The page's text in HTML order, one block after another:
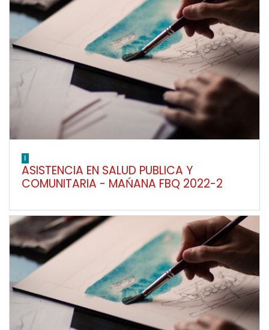
I
ASISTENCIA EN SALUD PUBLICA Y
COMUNITARIA - MAŃANA FBQ 2022-2